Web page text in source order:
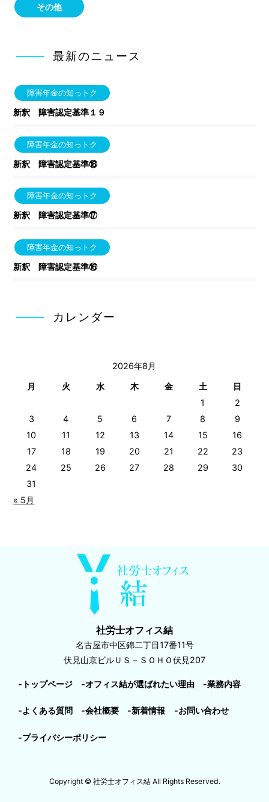
その他
最新のニュース
障害年金の知っトク
新釈 障害認定基準１９
障害年金の知っトク
新釈 障害認定基準⑱
障害年金の知っトク
新釈 障害認定基準⑰
障害年金の知っトク
新釈 障害認定基準⑯
カレンダー
2026年8月
月
火 水 木 金 土
日
1
2
3
4 5 6 7 8
9
10
11 12 13 14 15
16
17
18 19 20 21 22
23
24
25 26 27 28 29
30
31
« 5月
社労士オフィス結
名古屋市中区錦二丁目17番11号
伏見山京ビルＵＳ－ＳＯＨＯ伏見207
-トップページ -オフィス結が選ばれたい理由 -業務内容
-よくある質問 -会社概要 -新着情報 -お問い合わせ
-プライバシーポリシー
Copyright © 社労士オフィス結 All Rights Reserved.